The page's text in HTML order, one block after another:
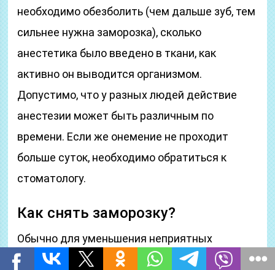
необходимо обезболить (чем дальше зуб, тем
сильнее нужна заморозка), сколько
анестетика было введено в ткани, как
активно он выводится организмом.
Допустимо, что у разных людей действие
анестезии может быть различным по
времени. Если же онемение не проходит
больше суток, необходимо обратиться к
стоматологу.
Как снять заморозку?
Обычно для уменьшения неприятных
ощущений после лечения пациенту